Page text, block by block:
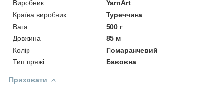
Виробник
YarnArt
Країна виробник
Туреччина
Вага
500 г
Довжина
85 м
Колір
Помаранчевий
Тип пряжі
Бавовна
Приховати